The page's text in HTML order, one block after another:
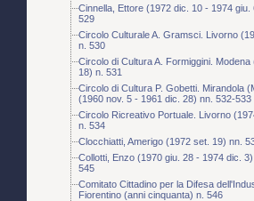
Cinnella, Ettore (1972 dic. 10 - 1974 giu.
529
Circolo Culturale A. Gramsci. Livorno
n. 530
Circolo di Cultura A. Formiggini. Modena
18) n. 531
Circolo di Cultura P. Gobetti. Mirandola
(1960 nov. 5 - 1961 dic. 28) nn. 532-533
Circolo Ricreativo Portuale. Livorno
n. 534
Clocchiatti, Amerigo (1972 set. 19) nn.
Collotti, Enzo (1970 giu. 28 - 1974 dic.
545
Comitato Cittadino per la Difesa
Fiorentino (anni cinquanta) n. 546